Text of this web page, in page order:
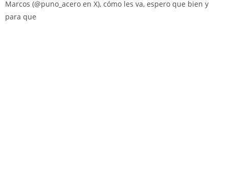
Marcos (@puno_acero en X), cómo les va, espero que bien y
para que